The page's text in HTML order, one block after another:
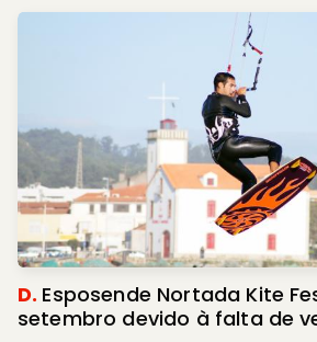
D. Esposende Nortada Kite
setembro devido à falta de